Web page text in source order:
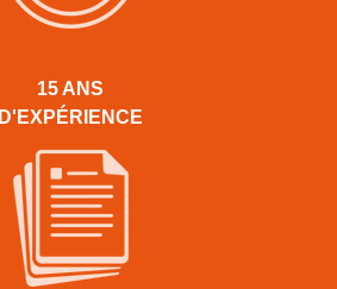
15 ANS
D'EXPÉRIENCE